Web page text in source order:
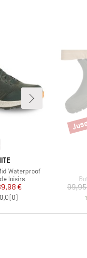
Waterproof
loisirs
réduit
€
0,0(0)